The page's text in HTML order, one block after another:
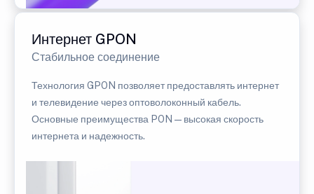
Интернет GPON
Стабильное соединение
Технология GPON позволяет предоставлять интернет
и телевидение через оптоволоконный кабель.
Основные преимущества PON — высокая скорость
интернета и надежность.